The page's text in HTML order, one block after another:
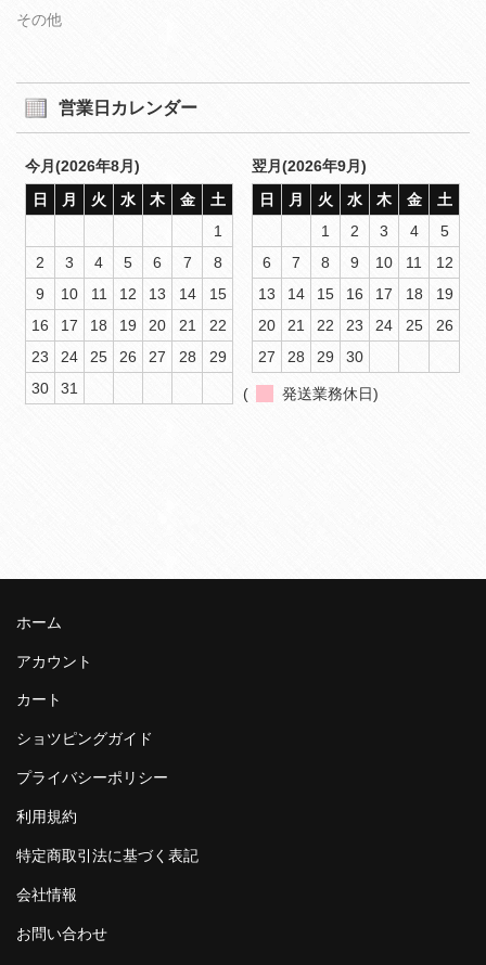
その他
営業日カレンダー
今月(2026年8月)
日
月 火 水 木 金
土
1
2
3 4 5 6 7
8
9
10 11 12 13 14
15
16
17 18 19 20 21
22
23
24 25 26 27 28
29
30
31
翌月(2026年9月)
日
月 火 水 木 金
土
1
2 3 4
5
6
7 8 9 10 11
12
13
14 15 16 17 18
19
20
21 22 23 24 25
26
27
28 29 30
( 発送業務休日)
ホーム
アカウント
カート
ショツピングガイド
プライバシーポリシー
利用規約
特定商取引法に基づく表記
会社情報
お問い合わせ